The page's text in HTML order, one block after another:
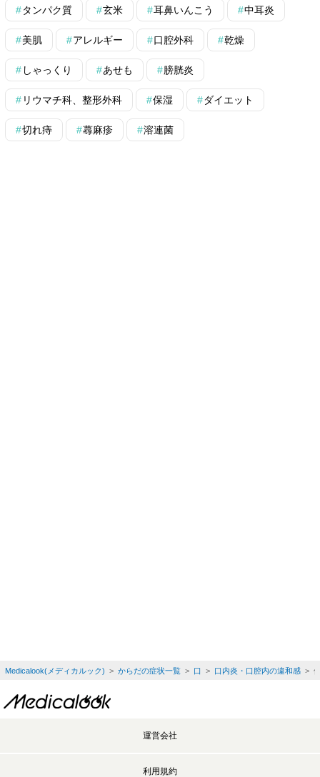
タンパク質 玄米 耳鼻いんこう 中耳炎
美肌 アレルギー 口腔外科 乾燥
しゃっくり あせも 膀胱炎
リウマチ科、整形外科 保湿 ダイエット
切れ痔 蕁麻疹 溶連菌
Medicalook(メディカルック) > からだの症状一覧> 口 > 口内炎・口腔内の違和感> 何
運営会社
利用規約